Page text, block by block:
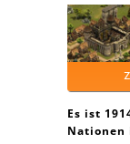
Es ist
Nationen